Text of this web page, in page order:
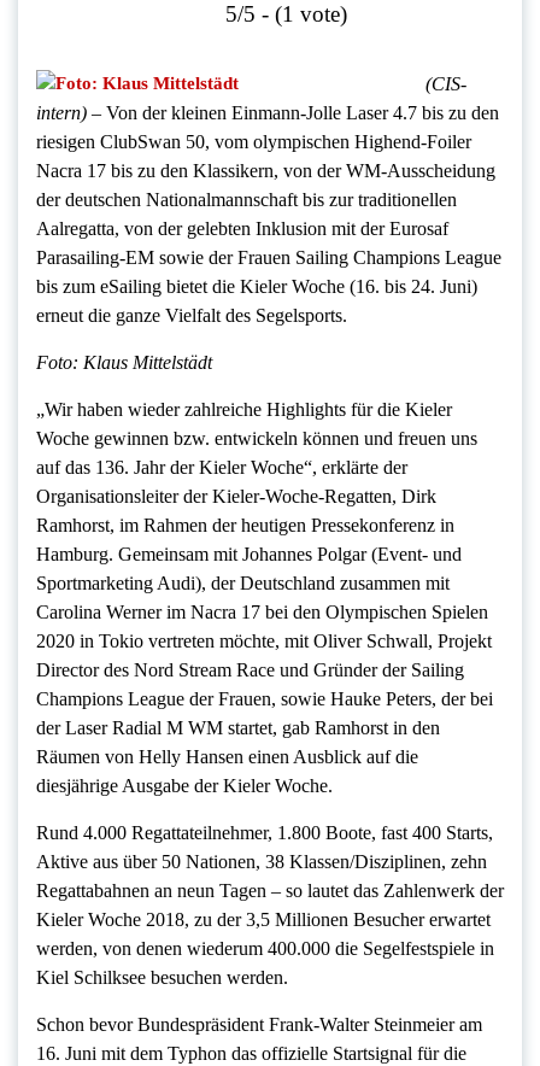
5/5 - (1 vote)
(CIS-
intern) – Von der kleinen Einmann-Jolle Laser 4.7 bis zu den
riesigen ClubSwan 50, vom olympischen Highend-Foiler
Nacra 17 bis zu den Klassikern, von der WM-Ausscheidung
der deutschen Nationalmannschaft bis zur traditionellen
Aalregatta, von der gelebten Inklusion mit der Eurosaf
Parasailing-EM sowie der Frauen Sailing Champions League
bis zum eSailing bietet die Kieler Woche (16. bis 24. Juni)
erneut die ganze Vielfalt des Segelsports.
Foto: Klaus Mittelstädt
„Wir haben wieder zahlreiche Highlights für die Kieler
Woche gewinnen bzw. entwickeln können und freuen uns
auf das 136. Jahr der Kieler Woche“, erklärte der
Organisationsleiter der Kieler-Woche-Regatten, Dirk
Ramhorst, im Rahmen der heutigen Pressekonferenz in
Hamburg. Gemeinsam mit Johannes Polgar (Event- und
Sportmarketing Audi), der Deutschland zusammen mit
Carolina Werner im Nacra 17 bei den Olympischen Spielen
2020 in Tokio vertreten möchte, mit Oliver Schwall, Projekt
Director des Nord Stream Race und Gründer der Sailing
Champions League der Frauen, sowie Hauke Peters, der bei
der Laser Radial M WM startet, gab Ramhorst in den
Räumen von Helly Hansen einen Ausblick auf die
diesjährige Ausgabe der Kieler Woche.
Rund 4.000 Regattateilnehmer, 1.800 Boote, fast 400 Starts,
Aktive aus über 50 Nationen, 38 Klassen/Disziplinen, zehn
Regattabahnen an neun Tagen – so lautet das Zahlenwerk der
Kieler Woche 2018, zu der 3,5 Millionen Besucher erwartet
werden, von denen wiederum 400.000 die Segelfestspiele in
Kiel Schilksee besuchen werden.
Schon bevor Bundespräsident Frank-Walter Steinmeier am
16. Juni mit dem Typhon das offizielle Startsignal für die